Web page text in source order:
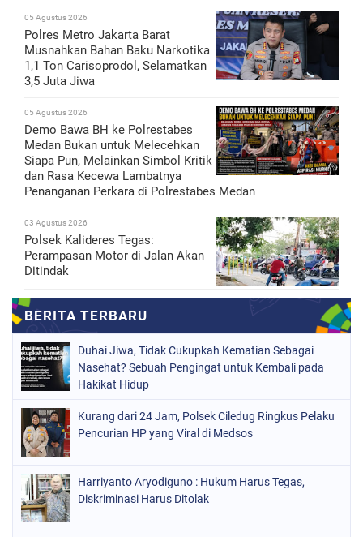
05 Agustus 2026
Polres Metro Jakarta Barat
Musnahkan Bahan Baku Narkotika
1,1 Ton Carisoprodol, Selamatkan
3,5 Juta Jiwa
05 Agustus 2026
Demo Bawa BH ke Polrestabes
Medan Bukan untuk Melecehkan
Siapa Pun, Melainkan Simbol Kritik
dan Rasa Kecewa Lambatnya
Penanganan Perkara di Polrestabes Medan
03 Agustus 2026
Polsek Kalideres Tegas:
Perampasan Motor di Jalan Akan
Ditindak
Duhai Jiwa, Tidak Cukupkah Kematian Sebagai
Nasehat? Sebuah Pengingat untuk Kembali pada
Hakikat Hidup
Kurang dari 24 Jam, Polsek Ciledug Ringkus Pelaku
Pencurian HP yang Viral di Medsos
Harriyanto Aryodiguno : Hukum Harus Tegas,
Diskriminasi Harus Ditolak